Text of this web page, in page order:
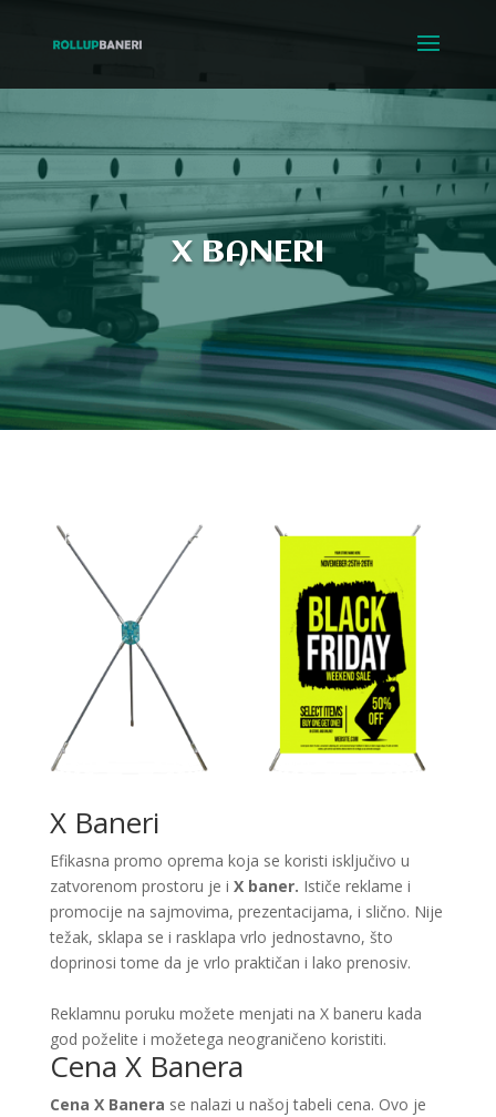
X BANERI
X Baneri
Efikasna promo oprema koja se koristi isključivo u
zatvorenom prostoru je i X baner. Ističe reklame i
promocije na sajmovima, prezentacijama, i slično. Nije
težak, sklapa se i rasklapa vrlo jednostavno, što
doprinosi tome da je vrlo praktičan i lako prenosiv.
Reklamnu poruku možete menjati na X baneru kada
god poželite i možetega neograničeno koristiti.
Cena X Banera
Cena X Banera se nalazi u našoj tabeli cena. Ovo je